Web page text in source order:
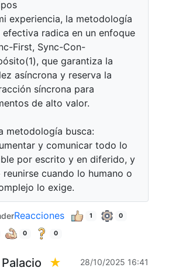
experiencia, la metodología
efectiva radica en un enfoque
First, Sync-Con-
que garantiza la
asíncrona y reserva la
síncrona para
de alto valor.
metodología busca:
y comunicar todo lo
por escrito y en diferido, y
reunirse cuando lo humano o
lo exige.
Reacciones 1 0
0 0
★ 28/10/2025 16:41